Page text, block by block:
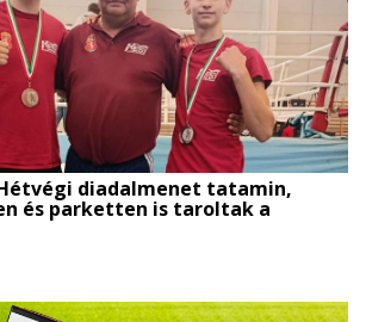
Hétvégi diadalmenet tatamin,
és parketten is taroltak a